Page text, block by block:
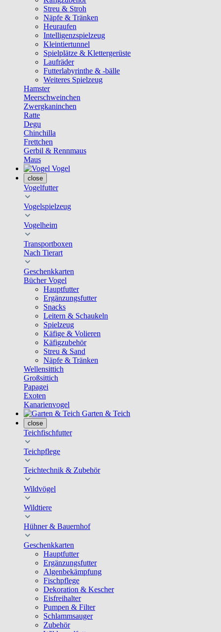
Streu & Stroh
Näpfe & Tränken
Heuraufen
Intelligenzspielzeug
Kleintiertunnel
Spielplätze & Klettergerüste
Laufräder
Futterlabyrinthe & -bälle
Weiteres Spielzeug
Hamster
Meerschweinchen
Zwergkaninchen
Ratte
Degu
Chinchilla
Frettchen
Gerbil & Rennmaus
Maus
Vogel
close
Vogelfutter
Vogelspielzeug
Vogelheim
Transportboxen
Nach Tierart
Geschenkkarten
Bücher Vogel
Hauptfutter
Ergänzungsfutter
Snacks
Leitern & Schaukeln
Spielzeug
Käfige & Volieren
Käfigzubehör
Streu & Sand
Näpfe & Tränken
Wellensittich
Großsittich
Papagei
Exoten
Kanarienvogel
Garten & Teich
close
Teichfischfutter
Teichpflege
Teichtechnik & Zubehör
Wildvögel
Wildtiere
Hühner & Bauernhof
Geschenkkarten
Hauptfutter
Ergänzungsfutter
Algenbekämpfung
Fischpflege
Dekoration & Kescher
Eisfreihalter
Pumpen & Filter
Schlammsauger
Zubehör